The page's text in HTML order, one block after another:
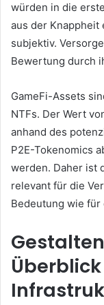
würden in die
aus der
subjektiv.
Bewertung durch
GameFi-Assets
NTFs. Der Wert
anhand des
P2E-Tokenomics
werden. Daher ist
relevant für die
Bedeutung wie